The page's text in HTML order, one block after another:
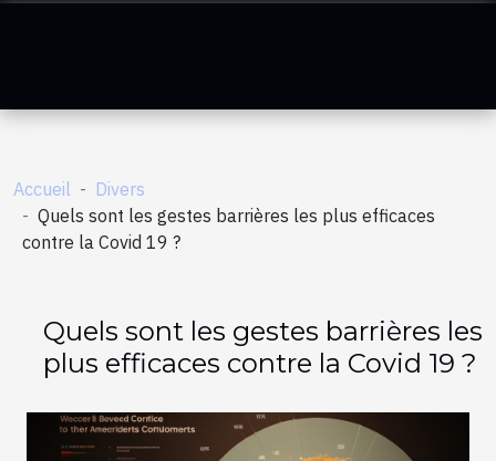
Accueil
Divers
Quels sont les gestes barrières les plus efficaces
contre la Covid 19 ?
Quels sont les gestes barrières les
plus efficaces contre la Covid 19 ?